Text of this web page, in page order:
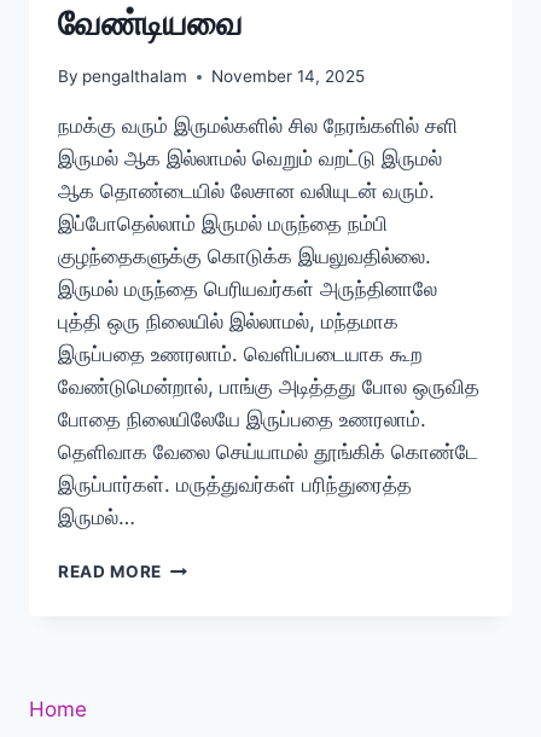
வேண்டியவை
By pengalthalam November 14, 2025
நமக்கு வரும் இருமல்களில் சில நேரங்களில் சளி
இருமல் ஆக இல்லாமல் வெறும் வறட்டு இருமல்
ஆக தொண்டையில் லேசான வலியுடன் வரும்.
இப்போதெல்லாம் இருமல் மருந்தை நம்பி
குழந்தைகளுக்கு கொடுக்க இயலுவதில்லை.
இருமல் மருந்தை பெரியவர்கள் அருந்தினாலே
புத்தி ஒரு நிலையில் இல்லாமல், மந்தமாக
இருப்பதை உணரலாம். வெளிப்படையாக கூற
வேண்டுமென்றால், பாங்கு அடித்தது போல ஒருவித
போதை நிலையிலேயே இருப்பதை உணரலாம்.
தெளிவாக வேலை செய்யாமல் தூங்கிக் கொண்டே
இருப்பார்கள். மருத்துவர்கள் பரிந்துரைத்த
இருமல்…
READ MORE வறட்டு
Home